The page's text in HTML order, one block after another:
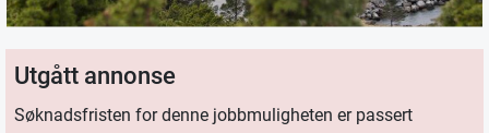
Utgått annonse
Søknadsfristen for denne jobbmuligheten er passert